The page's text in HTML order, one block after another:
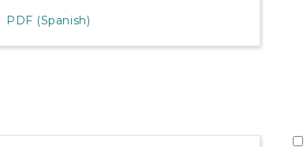
PDF (Spanish)